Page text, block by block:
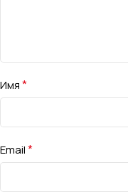
Имя*
Email*